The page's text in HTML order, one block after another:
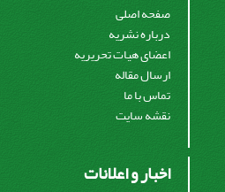
صفحه اصلی
درباره نشریه
اعضای هیات تحریریه
ارسال مقاله
تماس با ما
نقشه سایت
اخبار و اعلانات